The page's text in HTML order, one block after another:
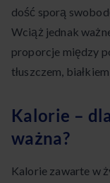
dość sporą
Wciąż jednak
proporcje między
tłuszczem,
Kalorie –
ważna?
Kalorie zawarte w